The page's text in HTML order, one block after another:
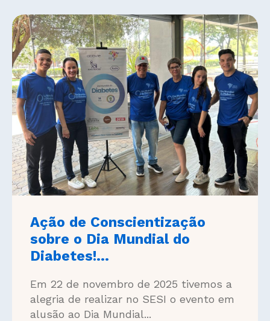
Ação de Conscientização
sobre o Dia Mundial do
Diabetes!...
Em 22 de novembro de 2025 tivemos a
alegria de realizar no SESI o evento em
alusão ao Dia Mundial...